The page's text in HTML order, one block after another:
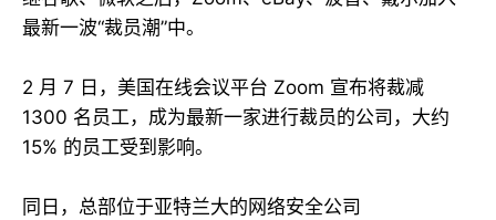
最新一波“裁员潮”中。
2 月 7 日，美国在线会议平台 Zoom 宣布将裁减
1300 名员工，成为最新一家进行裁员的公司，大约
15% 的员工受到影响。
同日，总部位于亚特兰大的网络安全公司